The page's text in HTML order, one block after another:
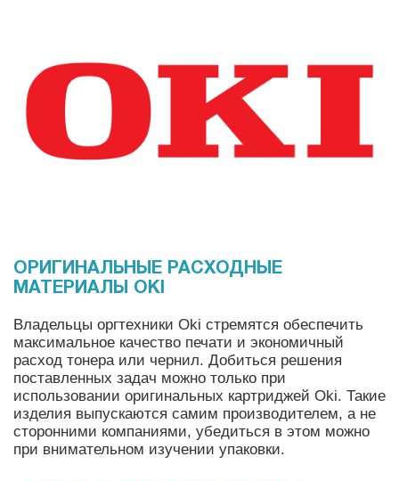
ОРИГИНАЛЬНЫЕ РАСХОДНЫЕ
МАТЕРИАЛЫ OKI
Владельцы оргтехники Oki стремятся обеспечить
максимальное качество печати и экономичный
расход тонера или чернил. Добиться решения
поставленных задач можно только при
использовании оригинальных картриджей Oki. Такие
изделия выпускаются самим производителем, а не
сторонними компаниями, убедиться в этом можно
при внимательном изучении упаковки.